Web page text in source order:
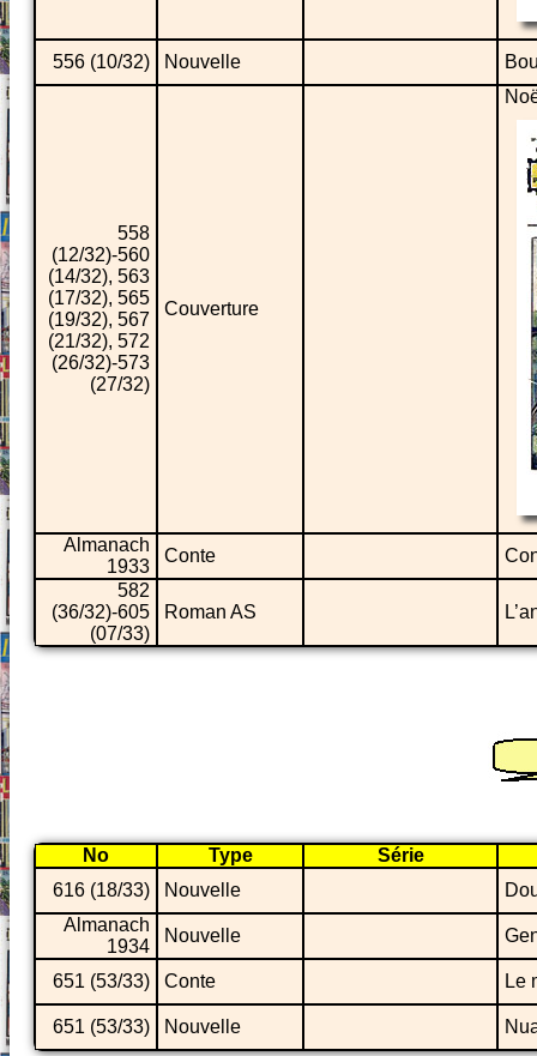
556 (10/32) Nouvelle
558
(12/32)-560
(14/32), 563
(17/32), 565
(19/32), 567
(21/32), 572
(26/32)-573
(27/32)
Couverture
Almanach
1933
Conte
582
(36/32)-605
(07/33)
Roman AS
No Type
Série
616 (18/33)
Nouvelle
Almanach
1934
Nouvelle
651 (53/33) Conte Le
651 (53/33) Nouvelle